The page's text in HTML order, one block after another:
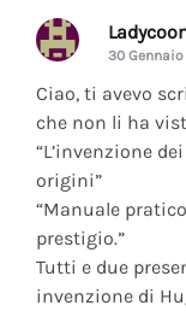
30 Gennaio
Ciao, ti avevo
che non li ha
“L’invenzione
origini”
“Manuale
prestigio.”
Tutti e due
invenzione di